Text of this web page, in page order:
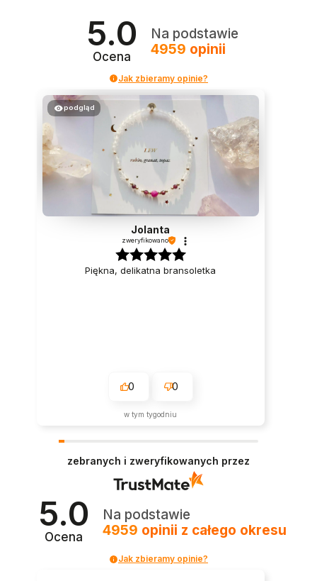
5.0
Ocena
Na podstawie
4959 opinii
Jak zbieramy opinie?
podgląd
Jolanta
zweryfikowano
Piękna, delikatna bransoletka
0 0
w tym tygodniu
zebranych i zweryfikowanych przez
5.0
Ocena
Na podstawie
4959 opinii z całego okresu
Jak zbieramy opinie?